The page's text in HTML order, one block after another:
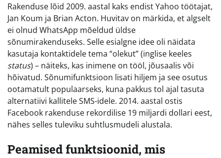
Rakenduse lõid 2009. aastal kaks endist Yahoo töötajat,
Jan Koum ja Brian Acton. Huvitav on märkida, et algselt
ei olnud WhatsApp mõeldud üldse
sõnumirakenduseks. Selle esialgne idee oli näidata
kasutaja kontaktidele tema “olekut” (inglise keeles
status) – näiteks, kas inimene on tööl, jõusaalis või
hõivatud. Sõnumifunktsioon lisati hiljem ja see osutus
ootamatult populaarseks, kuna pakkus tol ajal tasuta
alternatiivi kallitele SMS-idele. 2014. aastal ostis
Facebook rakenduse rekordilise 19 miljardi dollari eest,
nähes selles tuleviku suhtlusmudeli alustala.
Peamised funktsioonid, mis